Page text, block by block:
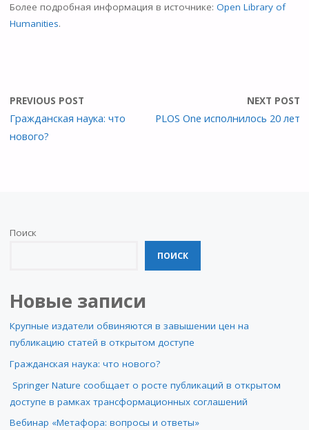
Более подробная информация в источнике: Open Library of
Humanities.
PREVIOUS POST
Гражданская наука: что
нового?
NEXT POST
PLOS One исполнилось 20 лет
Поиск
ПОИСК
Новые записи
Крупные издатели обвиняются в завышении цен на
публикацию статей в открытом доступе
Гражданская наука: что нового?
Springer Nature сообщает о росте публикаций в открытом
доступе в рамках трансформационных соглашений
Вебинар «Метафора: вопросы и ответы»